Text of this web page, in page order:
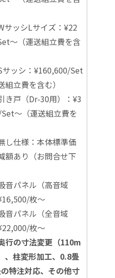
サッシLサイズ：¥22
～（運送組立費を含
サッシ：¥160,600/Set
組立費を含む）
き戸（Dr-30用）：¥3
～（運送組立費を
し仕様：本体標準価
額あり（お問合せ下
音パネル（高音域
枚～
音パネル（全音域
枚～
行の寸法変更（110m
、柱変形加工、0.8畳
特注対応、その他寸